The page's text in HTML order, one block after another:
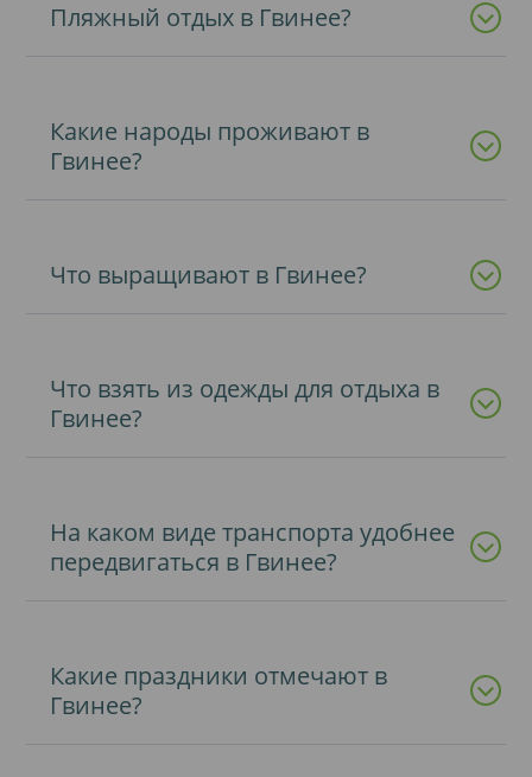
Пляжный отдых в Гвинее?
Какие народы проживают в
Гвинее?
Что выращивают в Гвинее?
Что взять из одежды для отдыха в
Гвинее?
На каком виде транспорта удобнее
передвигаться в Гвинее?
Какие праздники отмечают в
Гвинее?